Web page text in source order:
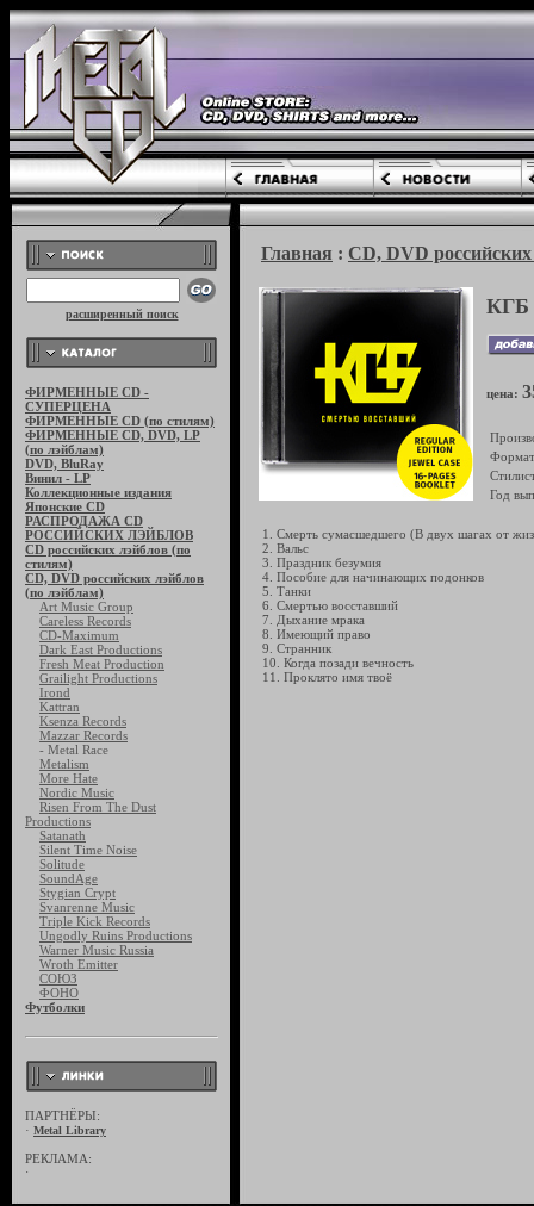
расширенный поиск
ФИРМЕННЫЕ CD -
СУПЕРЦЕНА
ФИРМЕННЫЕ CD (по стилям)
ФИРМЕННЫЕ CD, DVD, LP
(по лэйблам)
DVD, BluRay
Винил - LP
Коллекционные издания
Японские CD
РАСПРОДАЖА CD
РОССИЙСКИХ ЛЭЙБЛОВ
CD российских лэйблов (по
стилям)
CD, DVD российских лэйблов
(по лэйблам)
Art Music Group
Careless Records
CD-Maximum
Dark East Productions
Fresh Meat Production
Grailight Productions
Irond
Kattran
Ksenza Records
Mazzar Records
- Metal Race
Metalism
More Hate
Nordic Music
Risen From The Dust
Productions
Satanath
Silent Time Noise
Solitude
SoundAge
Stygian Crypt
Svanrenne Music
Triple Kick Records
Ungodly Ruins Productions
Warner Music Russia
Wroth Emitter
СОЮЗ
ФОНО
Футболки
ПАРТНЁРЫ:
· Metal Library
РЕКЛАМА:
·
Главная : CD, DVD
КГБ
цена:
Год
1. Смерть сумасшедшего (В двух шагах от
2. Вальс
3. Праздник безумия
4. Пособие для начинающих подонков
5. Танки
6. Смертью восставший
7. Дыхание мрака
8. Имеющий право
9. Странник
10. Когда позади вечность
11. Проклято имя твоё